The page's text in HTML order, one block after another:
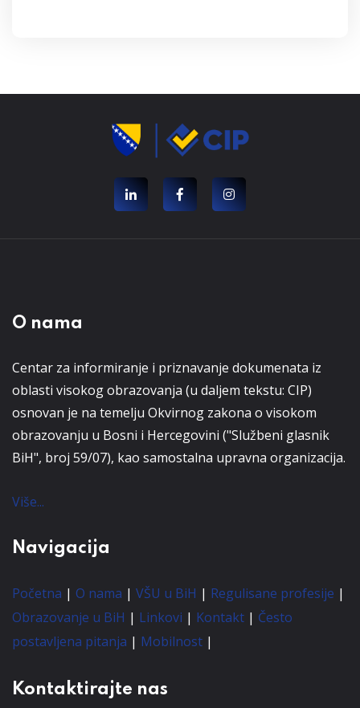
O nama
Centar za informiranje i priznavanje dokumenata iz
oblasti visokog obrazovanja (u daljem tekstu: CIP)
osnovan je na temelju Okvirnog zakona o visokom
obrazovanju u Bosni i Hercegovini ("Službeni glasnik
BiH", broj 59/07), kao samostalna upravna organizacija.
Više...
Navigacija
Početna | O nama | VŠU u BiH | Regulisane profesije |
Obrazovanje u BiH | Linkovi | Kontakt | Često
postavljena pitanja | Mobilnost |
Kontaktirajte nas